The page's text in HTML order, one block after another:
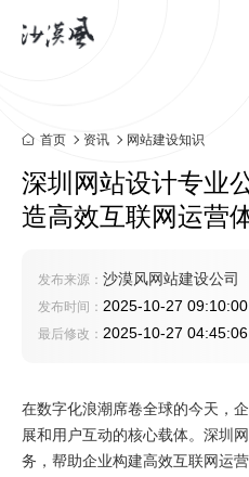
首页 资讯 网站建设知识
深圳网站设计专业
造高效互联网运营
发布来源： 沙漠风网站建设公司
发布时间： 2025-10-27 09:10:00
最后修改： 2025-10-27 04:45:06
在数字化浪潮席卷全球的今天，
展和用户互动的核心载体。深圳
务，帮助企业构建高效互联网运